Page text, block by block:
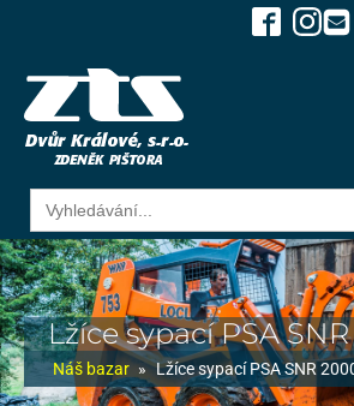
Search
for:
Lžíce sypací PSA
Náš bazar » Lžíce sypací PSA SNR